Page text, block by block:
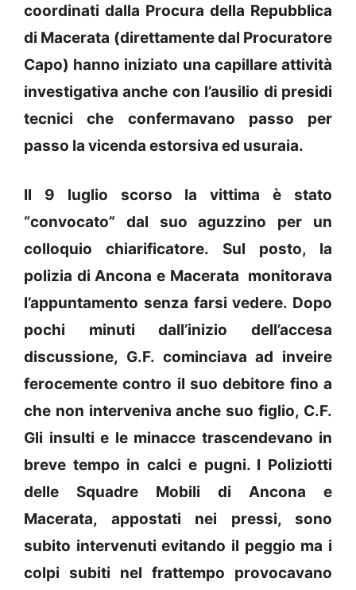
coordinati dalla Procura della Repubblica
di Macerata (direttamente dal Procuratore
Capo) hanno iniziato una capillare attività
investigativa anche con l’ausilio di presidi
tecnici che confermavano passo per
passo la vicenda estorsiva ed usuraia.
Il 9 luglio scorso la vittima è stato
“convocato” dal suo aguzzino per un
colloquio chiarificatore. Sul posto, la
polizia di Ancona e Macerata monitorava
l’appuntamento senza farsi vedere. Dopo
pochi minuti dall’inizio dell’accesa
discussione, G.F. cominciava ad inveire
ferocemente contro il suo debitore fino a
che non interveniva anche suo figlio, C.F.
Gli insulti e le minacce trascendevano in
breve tempo in calci e pugni. I Poliziotti
delle Squadre Mobili di Ancona e
Macerata, appostati nei pressi, sono
subito intervenuti evitando il peggio ma i
colpi subiti nel frattempo provocavano